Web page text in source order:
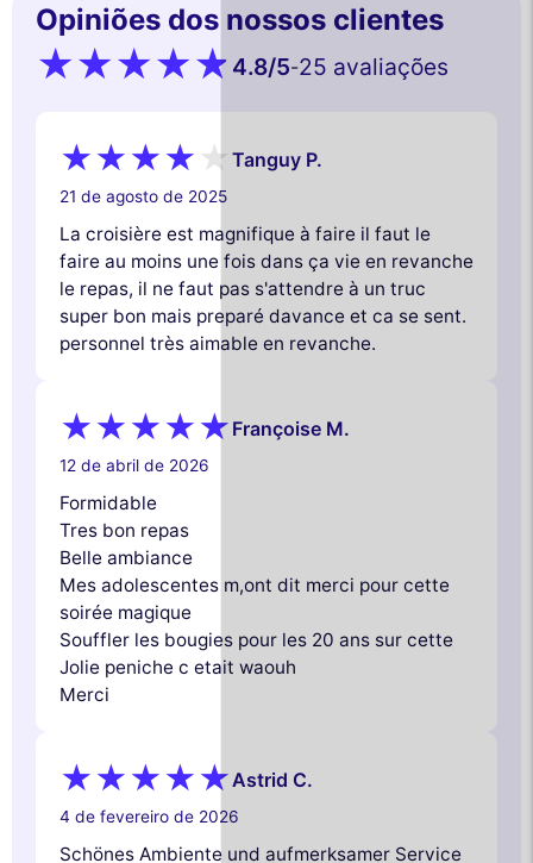
Opiniões dos nossos clientes
4.8/5-25 avaliações
Tanguy P.
21 de agosto de 2025
La croisière est magnifique à faire il faut le
faire au moins une fois dans ça vie en revanche
le repas, il ne faut pas s'attendre à un truc
super bon mais preparé davance et ca se sent.
personnel très aimable en revanche.
Françoise M.
12 de abril de 2026
Formidable
Tres bon repas
Belle ambiance
Mes adolescentes m,ont dit merci pour cette
soirée magique
Souffler les bougies pour les 20 ans sur cette
Jolie peniche c etait waouh
Merci
Astrid C.
4 de fevereiro de 2026
Schönes Ambiente und aufmerksamer Service